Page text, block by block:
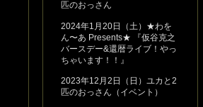
匹のおっさん
2024年1月20日（土）★わを
ん〜あ Presents★ 『仮谷克之
バースデー&還暦ライブ！やっ
ちゃいます！！』
2023年12月2日（日）ユカと2
匹のおっさん（イベント）